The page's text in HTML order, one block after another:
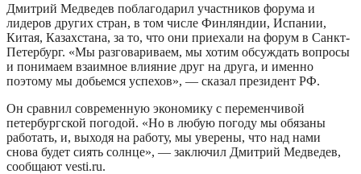
Дмитрий Медведев поблагодарил участников форума и
лидеров других стран, в том числе Финляндии, Испании,
Китая, Казахстана, за то, что они приехали на форум в Санкт-
Петербург. «Мы разговариваем, мы хотим обсуждать вопросы
и понимаем взаимное влияние друг на друга, и именно
поэтому мы добьемся успехов», — сказал президент РФ.
Он сравнил современную экономику с переменчивой
петербургской погодой. «Но в любую погоду мы обязаны
работать, и, выходя на работу, мы уверены, что над нами
снова будет сиять солнце», — заключил Дмитрий Медведев,
сообщают vesti.ru.